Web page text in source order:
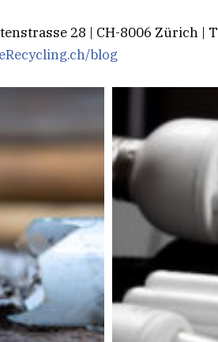
28 | CH-8006 Zürich |
blog